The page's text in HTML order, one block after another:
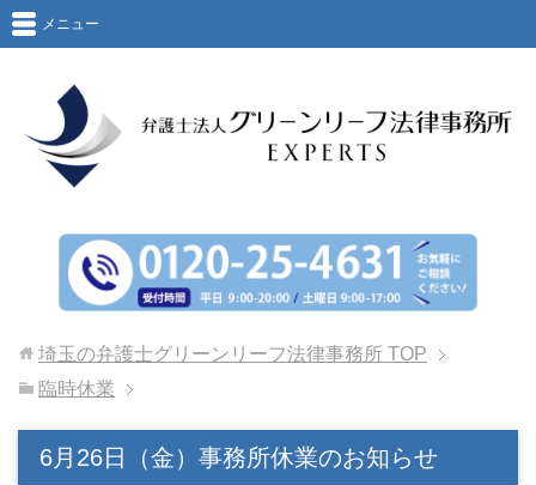
メニュー
埼玉の弁護士グリーンリーフ法律事務所 TOP
臨時休業
6月26日（金）事務所休業のお知らせ